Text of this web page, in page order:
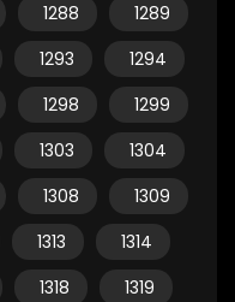
1288
1289
1293
1294
1298
1299
1303
1304
1308
1309
1313
1314
1318
1319